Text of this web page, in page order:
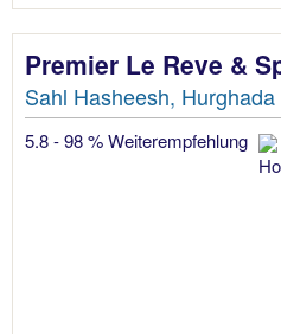
Premier Le Reve &
Sahl Hasheesh,
5.8 - 98 % Weiterempfehlung